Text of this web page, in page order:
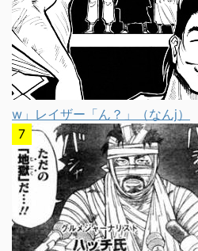
w」レイザー「ん？」（なんj）